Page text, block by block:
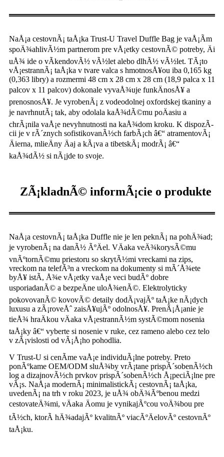
NaÅ¡a cestovnÃ¡ taÅ¡ka Trust-U Travel Duffle Bag je vaÅ¡Ã­m
spoÄ¾ahlivÃ½m partnerom pre vÅ¡etky cestovnÃ© potreby, Äi
uÅ¾ ide o vÃ­kendovÃ½ vÃ½let alebo dlhÃ½ vÃ½let. TÃ¡to
vÅ¡estrannÃ¡ taÅ¡ka v tvare valca s hmotnosÅ¥ou iba 0,165 kg
(0,363 libry) a rozmermi 48 cm x 28 cm x 28 cm (18,9 palca x 11
palcov x 11 palcov) dokonale vyvaÅ¾uje funkÄnosÅ¥ a
prenosnosÅ¥. Je vyrobenÃ¡ z vodeodolnej oxfordskej tkaniny a
je navrhnutÃ¡ tak, aby odolala kaÅ¾dÃ©mu poÄasiu a
chrÃ¡nila vaÅ¡e nevyhnutnosti na kaÅ¾dom kroku. K dispozÃ­
cii je v rÃ´znych sofistikovanÃ½ch farbÃ¡ch â€“ atramentovÃ¡
Äierna, mlieÄny Äaj a kÃ¡va a tibetskÃ¡ modrÃ¡ â€“
kaÅ¾dÃ½ si nÃ¡jde to svoje.
ZÃ¡kladnÃ© informÃ¡cie o produkte
NaÅ¡a cestovnÃ¡ taÅ¡ka Duffle nie je len peknÃ¡ na pohÄ¾ad;
je vyrobenÃ¡ na danÃ½ ÃºÄel. VÄaka veÄ¾korysÃ©mu
vnÃºtornÃ©mu priestoru so skrytÃ½mi vreckami na zips,
vreckom na telefÃ³n a vreckom na dokumenty si mÃ´Å¾ete
byÅ¥ istÃ­, Å¾e vÅ¡etky vaÅ¡e veci budÃº dobre
usporiadanÃ© a bezpeÄne uloÅ¾enÃ©. Elektrolyticky
pokovovanÃ© kovovÃ© detaily dodÃ¡vajÃº taÅ¡ke nÃ¡dych
luxusu a zÃ¡roveÅˆ zaisÅ¥ujÃº odolnosÅ¥. PrenÃ¡Å¡anie je
tieÅ¾ hraÄkou vÄaka vÅ¡estrannÃ½m systÃ©mom nosenia
taÅ¡ky â€“ vyberte si nosenie v ruke, cez rameno alebo cez telo
v zÃ¡vislosti od vÃ¡Å¡ho pohodlia.
V Trust-U si cenÃ­me vaÅ¡e individuÃ¡lne potreby. Preto
ponÃºkame OEM/ODM sluÅ¾by vrÃ¡tane prispÃ´sobenÃ½ch
log a dizajnovÃ½ch prvkov prispÃ´sobenÃ½ch Å¡peciÃ¡lne pre
vÃ¡s. NaÅ¡a modernÃ¡ minimalistickÃ¡ cestovnÃ¡ taÅ¡ka,
uvedenÃ¡ na trh v roku 2023, je uÅ¾ obÄ¾Ãºbenou medzi
cestovateÄ¾mi, vÄaka Äomu je vynikajÃºcou voÄ¾bou pre
tÃ½ch, ktorÃ­ hÄ¾adajÃº kvalitnÃº viacÃºÄelovÃº cestovnÃº
taÅ¡ku.